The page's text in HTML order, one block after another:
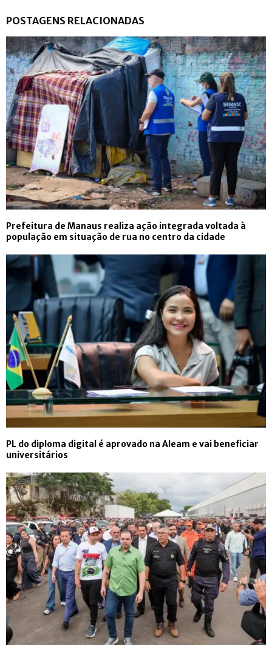
POSTAGENS RELACIONADAS
Prefeitura de Manaus realiza ação integrada voltada à
população em situação de rua no centro da cidade
PL do diploma digital é aprovado na Aleam e vai beneficiar
universitários